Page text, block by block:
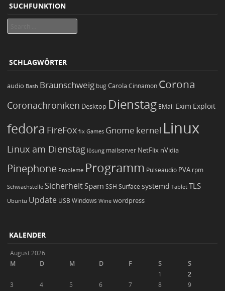
SUCHFUNKTION
SCHLAGWÖRTER
audio Bash Braunschweig bugCarola Cinnamon Corona
Coronachroniken Desktop Dienstag EMail Exim Exploit
fedora FireFox fix Games Gnome kernel Linux
Linux am Dienstag lösung mailserver NetFlix nVidia
Pinephone Probleme Programm Pulseaudio PVA rpm
Schwachstelle Sicherheit Spam SSH Surface systemd Tablet TLS
Ubuntu Update USB Windows Wine wordpress
KALENDER
August 2026
M
D M D F S
S
1
2
3
4 5 6 7 8 9